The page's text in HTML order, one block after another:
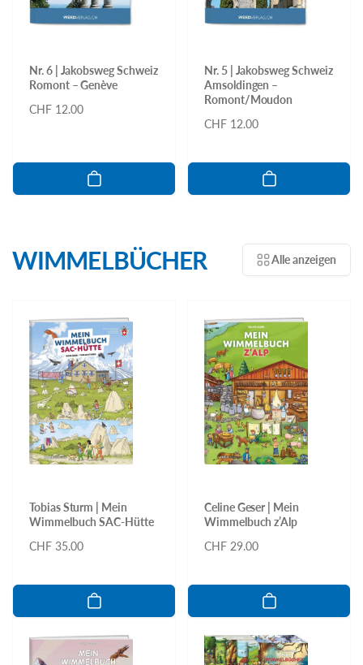
Nr. 6 | Jakobsweg Schweiz
Romont – Genève
Normaler
CHF 12.00
Nr. 5 | Jakobsweg Schweiz
Amsoldingen –
Romont/Moudon
Normaler
CHF 12.00
WIMMELBÜCHER Alle anzeigen
Tobias Sturm | Mein
Wimmelbuch SAC-Hütte
Normaler
CHF 35.00
Celine Geser | Mein
Wimmelbuch z’Alp
Normaler
CHF 29.00